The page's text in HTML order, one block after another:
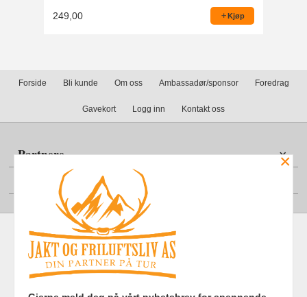
249,00 Kjøp
Forside Bli kunde Om oss Ambassadør/sponsor Foredrag
Gavekort Logg inn Kontakt oss
Partnere
Din konto
Frakt Kjøpsbetingelser Sikkerhet og personvern
×